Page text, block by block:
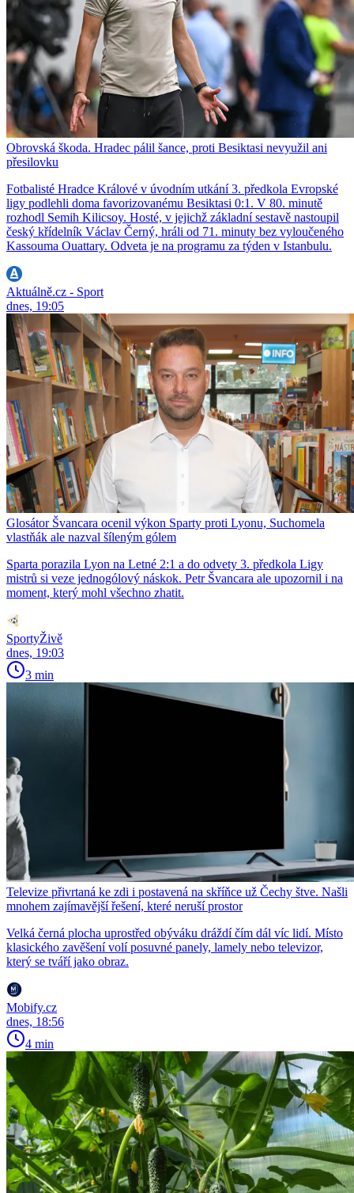
Obrovská škoda. Hradec pálil šance, proti Besiktasi nevyužil ani
přesilovku
Fotbalisté Hradce Králové v úvodním utkání 3. předkola Evropské
ligy podlehli doma favorizovanému Besiktasi 0:1. V 80. minutě
rozhodl Semih Kilicsoy. Hosté, v jejichž základní sestavě nastoupil
český křídelník Václav Černý, hráli od 71. minuty bez vyloučeného
Kassouma Ouattary. Odveta je na programu za týden v Istanbulu.
Aktuálně.cz - Sport
dnes, 19:05
Glosátor Švancara ocenil výkon Sparty proti Lyonu, Suchomela
vlastňák ale nazval šíleným gólem
Sparta porazila Lyon na Letné 2:1 a do odvety 3. předkola Ligy
mistrů si veze jednogólový náskok. Petr Švancara ale upozornil i na
moment, který mohl všechno zhatit.
SportyŽivě
dnes, 19:03
3 min
Televize přivrtaná ke zdi i postavená na skříňce už Čechy štve. Našli
mnohem zajímavější řešení, které neruší prostor
Velká černá plocha uprostřed obýváku dráždí čím dál víc lidí. Místo
klasického zavěšení volí posuvné panely, lamely nebo televizor,
který se tváří jako obraz.
Mobify.cz
dnes, 18:56
4 min